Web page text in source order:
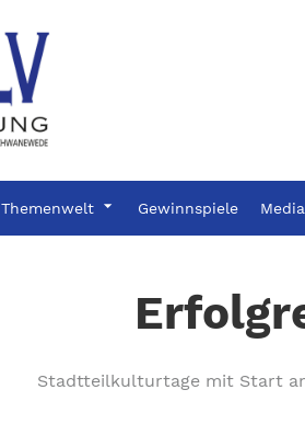
Themenwelt Gewinnspiele
Stadtteilkulturtage mit Start